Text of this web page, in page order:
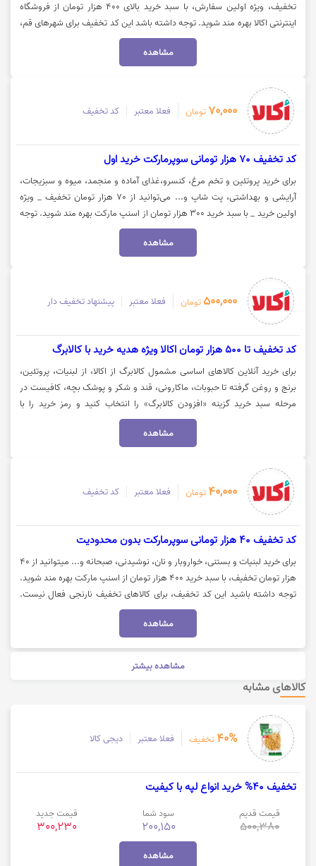
تخفیف، ویژه اولین سفارش، با سبد خرید بالای 400 هزار تومان از فروشگاه
اینترنتی اکالا بهره مند شوید. توجه داشته باشد این کد تخفیف برای شهرهای قم،
کرمانشاه، همدان، تبریز، یزد، خرم آباد، بیرجند، قزوین، کاشان، سمنان، ارومیه و
مشهد فعال میباشد. جهت استفاده از تخفیف روی گزینه "خرید کنید" کلیک
مشاهده
70,000 تومان فعلا معتبر کد تخفیف
کد تخفیف 70 هزار تومانی سوپرمارکت خرید اول
برای خرید پروتئین و تخم مرغ، کنسرو،غذای آماده و منجمد، میوه و سبزیجات،
آرایشی و بهداشتی، پت شاپ و... می‌توانید از 70 هزار تومان تخفیف _ ویژه
اولین خرید _ با سبد خرید 300 هزار تومان از اسنپ مارکت بهره مند شوید. توجه
داشته باشید این کد تخفیف، برای کالاهای تخفیف نارنجی فعال نیست. جهت
استفاده از کد تخفیف اسنپ مارکت، روی گزینه "خرید کنید" کلیک نمایید.
مشاهده
500,000 تومان فعلا معتبر پیشنهاد تخفیف دار
کد تخفیف تا 500 هزار تومان اکالا ویژه هدیه خرید با کالابرگ
برای خرید آنلاین کالاهای اساسی مشمول کالابرگ از اکالا، از لبنیات، پروتئین،
برنج و روغن گرفته تا حبوبات، ماکارونی، قند و شکر و پوشک بچه، کافیست در
مرحله سبد خرید گزینه «افزودن کالابرگ» را انتخاب کنید و رمز خرید را با
روز بعد یک کد تخفیف (تا 500 هزار تومان) برای شما پیامک می‌شود که
با کالابرگ و دریافت کد تخفیف از اکالا، روی گزینه «خرید کنید» کلیک نمایید.
مشاهده
40,000 تومان فعلا معتبر کد تخفیف
کد تخفیف 40 هزار تومانی سوپرمارکت بدون محدودیت
برای خرید لبنیات و بستنی، خواروبار و نان، نوشیدنی، صبحانه و... میتوانید از 40
هزار تومان تخفیف، با سبد خرید 400 هزار تومان از اسنپ مارکت بهره مند شوید.
توجه داشته باشید این کد تخفیف، برای کالاهای تخفیف نارنجی فعال نیست.
جهت استفاده از کد تخفیف اسنپ مارکت، روی گزینه "خرید کنید" کلیک نمایید.
مشاهده
مشاهده بیشتر
کالاهای مشابه
40% تخفیف فعلا معتبر دیجی کالا
تخفیف 40% خرید انواع لپه با کیفیت
قیمت قدیم
500,380
سود شما
200,150
قیمت جدید
300,230
مشاهده